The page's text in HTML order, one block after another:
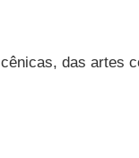
das artes